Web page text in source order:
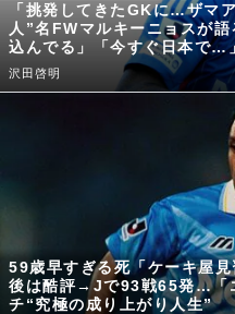
「挑発してきたGKに…ザマ
人”名FWマルキーニョスが
込んでる」「今すぐ日本で…
沢田啓明
59歳早すぎる死「ケーキ屋
後は酷評→Jで93戦65発…「
チ“究極の成り上がり人生”